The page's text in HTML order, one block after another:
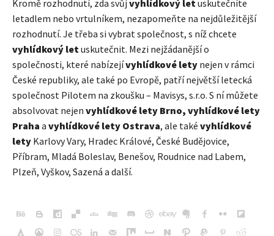
Kromě rozhodnutí, zda svůj vyhlídkový letuskutečníte
letadlem nebo vrtulníkem, nezapomeňte na nejdůležitější
rozhodnutí. Je třeba si vybrat společnost, s níž chcete
vyhlídkový letuskutečnit. Mezi nejžádanější o
společnosti, které nabízejívyhlídkové lety nejen v rámci
České republiky, ale také po Evropě, patří největší letecká
společnost Pilotem na zkoušku – Mavisys, s.r.o. S ní můžete
absolvovat nejen vyhlídkové lety Brno, vyhlídkové lety
Praha a vyhlídkové lety Ostrava, ale také vyhlídkové
lety Karlovy Vary, Hradec Králové, České Budějovice,
Příbram, Mladá Boleslav, Benešov, Roudnice nad Labem,
Plzeň, Vyškov, Sazená a další.